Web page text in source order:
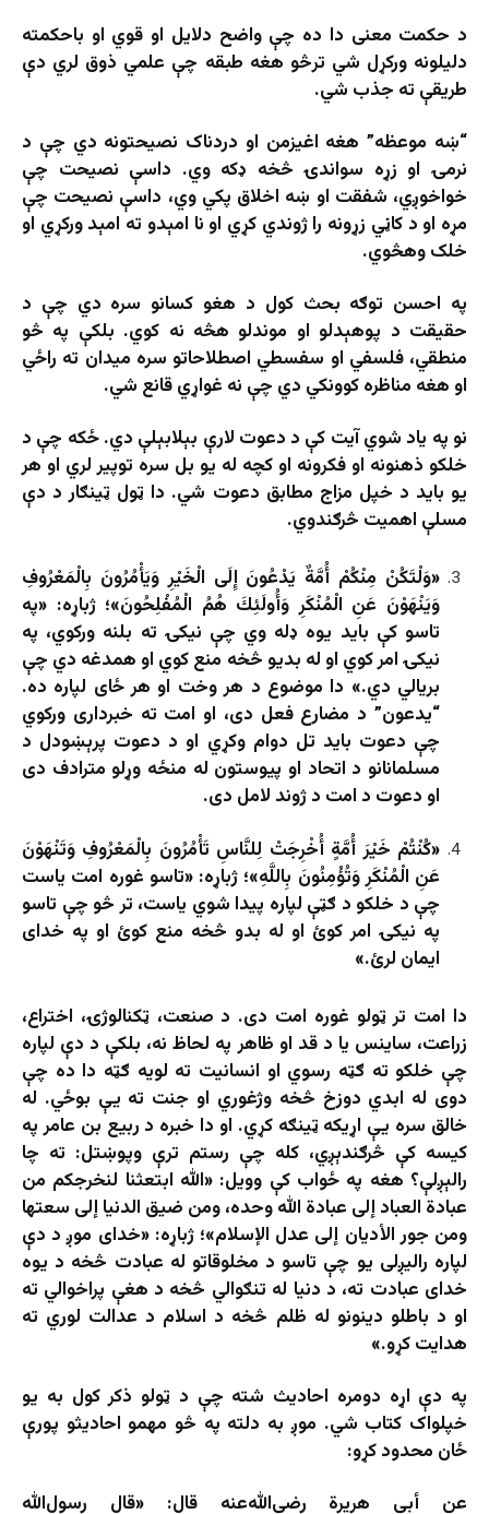
د حکمت معنی دا ده چې واضح دلایل او قوي او باحکمته
دلیلونه ورکړل شي ترڅو هغه طبقه چې علمي ذوق لري دې
طریقې ته جذب شي.
“ښه موعظه” هغه اغیزمن او دردناک نصیحتونه دي چې د
نرمۍ او زړه سواندۍ څخه ډکه وي. داسې نصیحت چې
خواخوږي، شفقت او ښه اخلاق پکي وي، داسې نصیحت چې
مړه او د کاڼي زړونه را ژوندي کړي او نا امېدو ته امېد ورکړي او
خلک وهڅوي.
په احسن توګه بحث کول د هغو کسانو سره دي چې د
حقیقت د پوهېدلو او موندلو هڅه نه کوي. بلکې په څو
منطقي، فلسفي او سفسطي اصطلاحاتو سره میدان ته راځي
او هغه مناظره کوونکي دي چې نه غواړي قانع شي.
نو په ياد شوي آيت کې د دعوت لارې بېلابېلې دي. ځکه چې د
خلکو ذهنونه او فکرونه او کچه له یو بل سره توپیر لري او هر
یو باید د خپل مزاج مطابق دعوت شي. دا ټول ټینګار د دې
مسلې اهمیت څرګندوي.
«وَلْتَكُنْ مِنْكُمْ أُمَّةٌ يَدْعُونَ إِلَى الْخَيْرِ وَيَأْمُرُونَ بِالْمَعْرُوفِ
وَيَنْهَوْنَ عَنِ الْمُنْكَرِ وَأُولَئِكَ هُمُ الْمُفْلِحُونَ»؛ ژباړه: «په
تاسو کې باید یوه ډله وي چې نیکۍ ته بلنه ورکوي، په
نیکۍ امر کوي او له بدیو څخه منع کوي او همدغه دي چې
بریالي دي.» دا موضوع د هر وخت او هر ځای لپاره ده.
“یدعون” د مضارع فعل دی، او امت ته خبرداری ورکوي
چې دعوت باید تل دوام وکړي او د دعوت پرېښودل د
مسلمانانو د اتحاد او پیوستون له منځه وړلو مترادف دی
او دعوت د امت د ژوند لامل دی.
«كُنْتُمْ خَيْرَ أُمَّةٍ أُخْرِجَتْ لِلنَّاسِ تَأْمُرُونَ بِالْمَعْرُوفِ وَتَنْهَوْنَ
عَنِ الْمُنْكَرِ وَتُؤْمِنُونَ بِاللَّهِ»؛ ژباړه: «تاسو غوره امت یاست
چې د خلکو د ګټې لپاره پیدا شوي یاست، تر څو چې تاسو
په نیکۍ امر کوئ او له بدو څخه منع کوئ او په خدای
ایمان لرئ.»
دا امت تر ټولو غوره امت دی. د صنعت، ټکنالوژۍ، اختراع،
زراعت، ساینس یا د قد او ظاهر په لحاظ نه، بلکې د دې لپاره
چې خلکو ته ګټه رسوي او انسانیت ته لویه ګټه دا ده چې
دوی له ابدي دوزخ څخه وژغوري او جنت ته یې بوځي. له
خالق سره يې اړيکه ټينګه کړي. او دا خبره د ربيع بن عامر په
کيسه کې څرګندېږي، کله چې رستم ترې وپوښتل: ته چا
رالېږلې؟ هغه په ​​ځواب کې وویل: «الله ابتعثنا لنخرجکم من
عبادة العباد إلى عبادة الله وحده، ومن ضیق الدنیا إلى سعتها
ومن جور الأدیان إلى عدل الإسلام»؛ ژباړه: «خدای موږ د دې
لپاره رالیږلی یو چې تاسو د مخلوقاتو له عبادت څخه د یوه
خدای عبادت ته، د دنیا له تنګوالي څخه د هغې پراخوالي ته
او د باطلو دینونو له ظلم څخه د اسلام د عدالت لوري ته
هدایت کړو.»
په دې اړه دومره احادیث شته چې د ټولو ذکر کول به یو
خپلواک کتاب شي. موږ به دلته په څو مهمو احادیثو پورې
ځان محدود کړو:
عن أبی هریرة رضي‌الله‌عنه قال: «قال رسول‌الله